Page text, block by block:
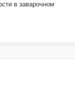
в заварочном